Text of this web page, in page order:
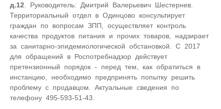
д.12 . Руководитель: Дмитрий Валерьевич Шестернев.
Территориальный отдел в Одинцово консультирует
граждан по вопросам ЗПП, осуществляет контроль
качества продуктов питания и прочих товаров, надзирает
за санитарно-эпидемиологической обстановкой. С 2017
для обращений в Роспотребнадзор действует
претензионный порядок - перед тем, как обратиться в
инстанцию, необходимо предпринять попытку решить
проблему с продавцом. Актуальные сведения по
телефону 495-593-51-43.